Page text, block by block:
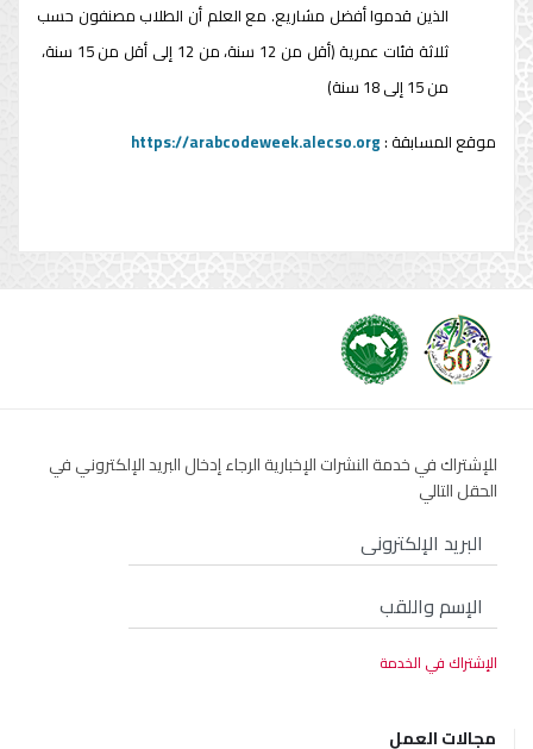
الذين قدموا أفضل مشاريع. مع العلم أن الطلاب مصنفون حسب
ثلاثة فئات عمرية (أقل من 12 سنة، من 12 إلى أقل من 15 سنة،
من 15 إلى 18 سنة)
موقع المسابقة :https://arabcodeweek.alecso.org
للإشتراك في خدمة النشرات الإخبارية الرجاء إدخال البريد الإلكتروني في
الحقل التالي
مجالات العمل